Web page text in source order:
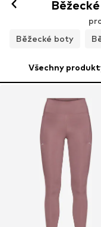
Běžecké boty
Všechny